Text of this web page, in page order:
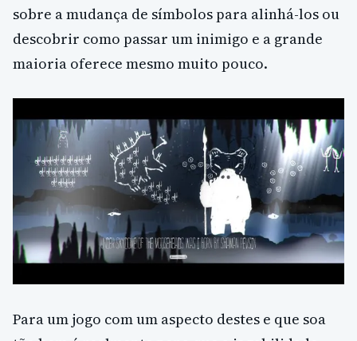
sobre a mudança de símbolos para alinhá-los ou
descobrir como passar um inimigo e a grande
maioria oferece mesmo muito pouco.
Para um jogo com um aspecto destes e que soa